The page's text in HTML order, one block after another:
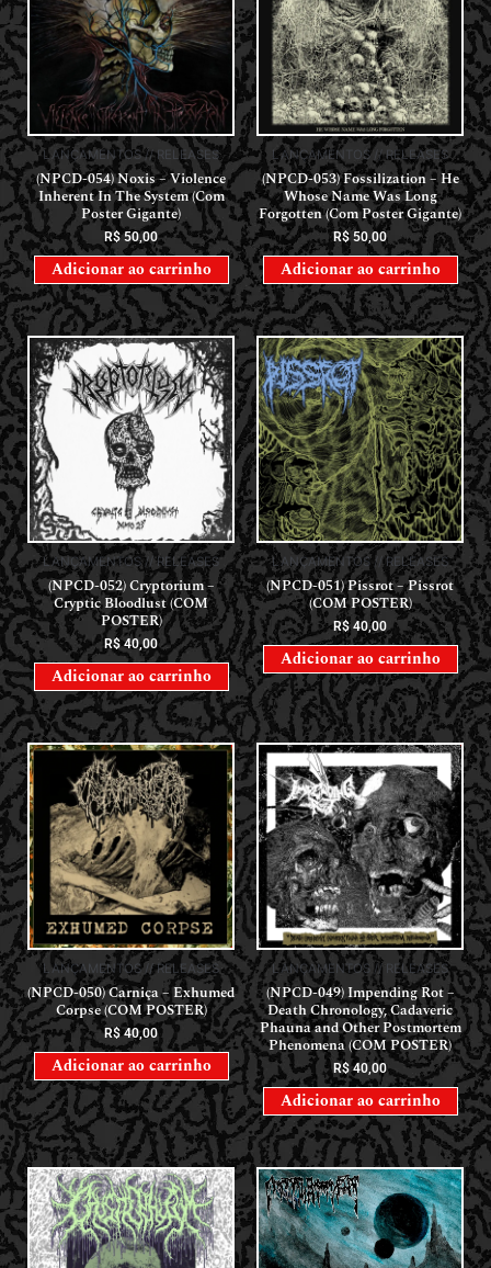
LANÇAMENTOS // RELEASES
(NPCD-054) Noxis – Violence
Inherent In The System (Com
Poster Gigante)
R$50,00
Adicionar ao carrinho
LANÇAMENTOS // RELEASES
(NPCD-053) Fossilization – He
Whose Name Was Long
Forgotten (Com Poster Gigante)
R$ 50,00
Adicionar ao carrinho
LANÇAMENTOS // RELEASES
(NPCD-052) Cryptorium –
Cryptic Bloodlust (COM
POSTER)
R$40,00
Adicionar ao carrinho
LANÇAMENTOS // RELEASES
(NPCD-051) Pissrot – Pissrot
(COM POSTER)
R$40,00
Adicionar ao carrinho
LANÇAMENTOS // RELEASES
(NPCD-050) Carniça – Exhumed
Corpse (COM POSTER)
R$40,00
Adicionar ao carrinho
LANÇAMENTOS // RELEASES
(NPCD-049) Impending Rot –
Death Chronology, Cadaveric
Phauna and Other Postmortem
Phenomena (COM POSTER)
R$40,00
Adicionar ao carrinho